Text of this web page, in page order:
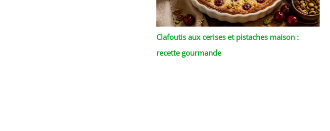
Clafoutis aux cerises et pistaches maison :
recette gourmande